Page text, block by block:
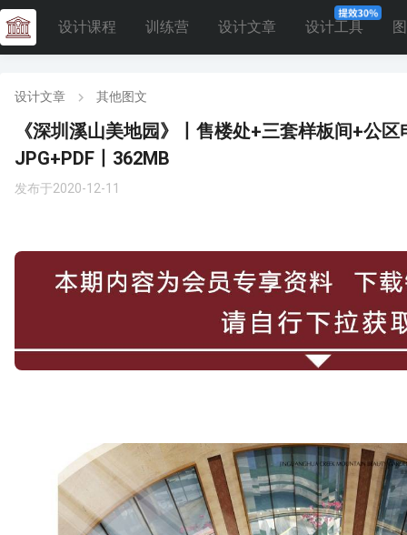
设计课程 训练营 设计文章 设计工具
设计文章 其他图文
《深圳溪山美地园》丨售楼处+三套样板间+公
JPG+PDF丨362MB
发布于2020-12-11